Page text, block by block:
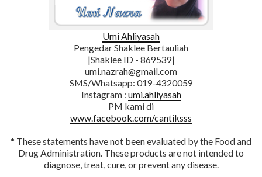
Umi Ahliyasah
Pengedar Shaklee Bertauliah
|Shaklee ID - 869539|
umi.nazrah@gmail.com
SMS/Whatsapp: 019-4320059
Instagram : umi.ahliyasah
PM kami di
www.facebook.com/cantiksss
* These statements have not been evaluated by the Food and
Drug Administration. These products are not intended to
diagnose, treat, cure, or prevent any disease.